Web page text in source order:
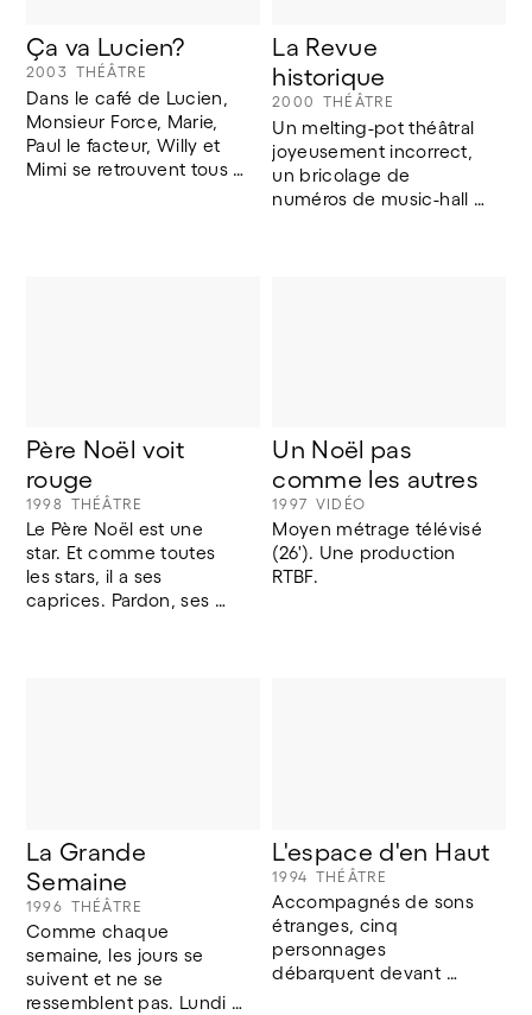
Ça va Lucien?
2003 THÉÂTRE
Dans le café de Lucien,
Monsieur Force, Marie,
Paul le facteur, Willy et
Mimi se retrouvent tous
La Revue
historique
2000 THÉÂTRE
Un melting-pot théâtral
joyeusement incorrect,
un bricolage de
numéros de music-hall
Père Noël voit
rouge
1998 THÉÂTRE
Le Père Noël est une
star. Et comme toutes
les stars, il a ses
caprices. Pardon, ses
Un Noël pas
comme les autres
1997 VIDÉO
Moyen métrage télévisé
(26'). Une production
RTBF.
La Grande
Semaine
1996 THÉÂTRE
Comme chaque
semaine, les jours se
suivent et ne se
ressemblent pas. Lundi
L'espace d'en Haut
1994 THÉÂTRE
Accompagnés de sons
étranges, cinq
personnages
débarquent devant